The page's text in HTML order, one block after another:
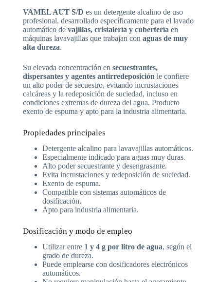
VAMEL AUT S/D es un detergente alcalino de uso
profesional, desarrollado específicamente para el lavado
automático de vajillas, cristalería y cubertería en
máquinas lavavajillas que trabajan con aguas de muy
alta dureza.
Su elevada concentración en secuestrantes,
dispersantes y agentes antirredeposición le confiere
un alto poder de secuestro, evitando incrustaciones
calcáreas y la redeposición de suciedad, incluso en
condiciones extremas de dureza del agua. Producto
exento de espuma y apto para la industria alimentaria.
Propiedades principales
Detergente alcalino para lavavajillas automáticos.
Especialmente indicado para aguas muy duras.
Alto poder secuestrante y desengrasante.
Evita incrustaciones y redeposición de suciedad.
Exento de espuma.
Compatible con sistemas automáticos de
dosificación.
Apto para industria alimentaria.
Dosificación y modo de empleo
Utilizar entre 1 y 4 g por litro de agua, según el
grado de dureza.
Puede emplearse con dosificadores electrónicos
automáticos.